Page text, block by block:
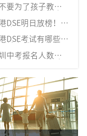
身份迎来窗口期
要为了孩子教育
子如何去香港上
DSE明日放榜！成
还有很多种可能
DSE考试有哪些优
划香港身份，只
孩子多一种升学
中考报名人数突
升学赛道？